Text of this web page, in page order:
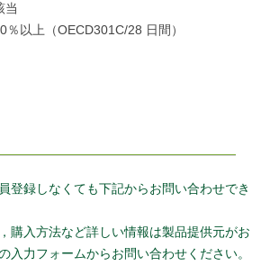
当
％以上（OECD301C/28 日間）
登録しなくても下記からお問い合わせでき
購入方法など詳しい情報は製品提供元がお
入力フォームからお問い合わせください。